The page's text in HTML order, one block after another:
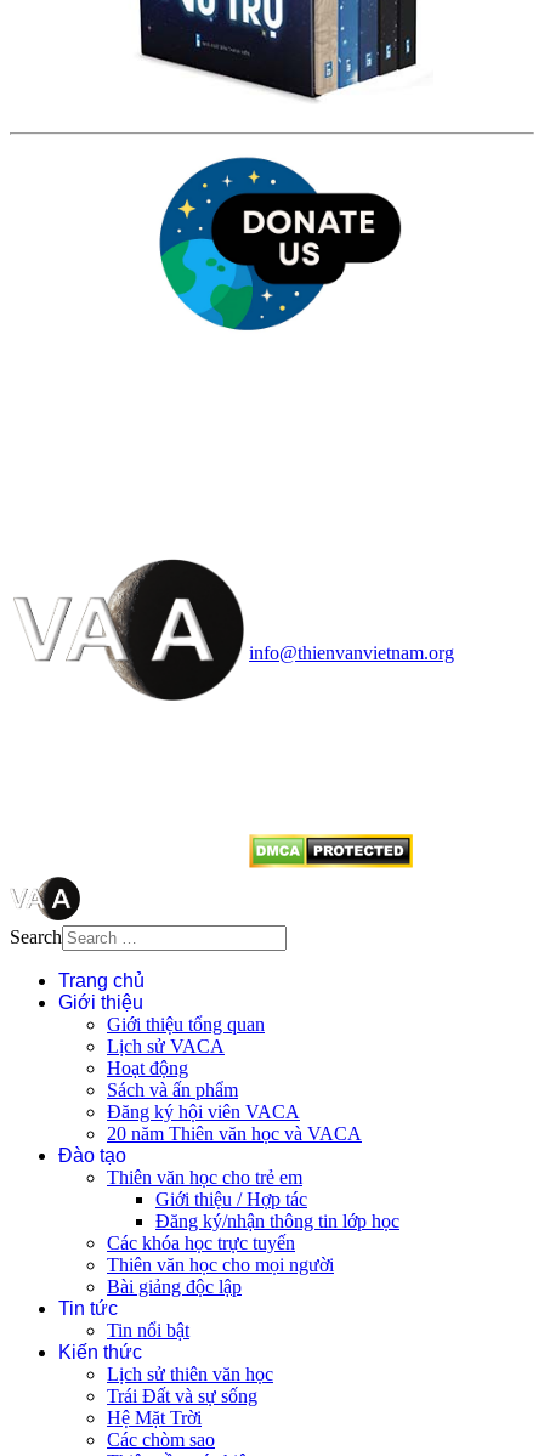
info@thienvanvietnam.org
Search
Trang chủ
Giới thiệu
Giới thiệu tổng quan
Lịch sử VACA
Hoạt động
Sách và ấn phẩm
Đăng ký hội viên VACA
20 năm Thiên văn học và VACA
Đào tạo
Thiên văn học cho trẻ em
Giới thiệu / Hợp tác
Đăng ký/nhận thông tin lớp học
Các khóa học trực tuyến
Thiên văn học cho mọi người
Bài giảng độc lập
Tin tức
Tin nổi bật
Kiến thức
Lịch sử thiên văn học
Trái Đất và sự sống
Hệ Mặt Trời
Các chòm sao